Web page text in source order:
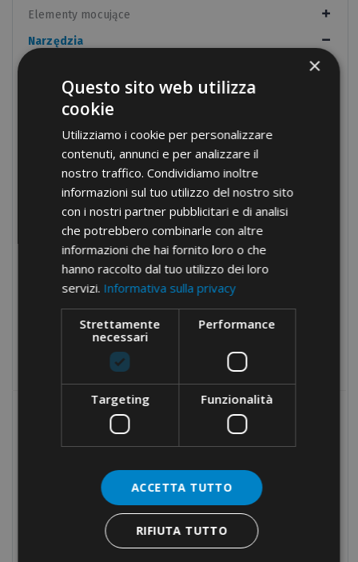
Elementy mocujące
Narzędzia
Narzędzia tnące
Szczypce w izolacji
Narzędzia do wiercenia
Klucze
Młotki
Torby i walizki na narzędzia
Towary wycofane z cennika
MOST POPULAR
PRZEWODÓW MIEDZIANYCH ·
IZOLOWANE · PRZEWÓD
LISTWY ZACISKOWE
×
Questo sito web utilizza
cookie
Utilizziamo i cookie per personalizzare
contenuti, annunci e per analizzare il
nostro traffico. Condividiamo inoltre
informazioni sul tuo utilizzo del nostro sito
con i nostri partner pubblicitari e di analisi
che potrebbero combinarle con altre
informazioni che hai fornito loro o che
hanno raccolto dal tuo utilizzo dei loro
servizi. Informativa sulla privacy
Strettamente
necessari
Performance
Targeting Funzionalità
ACCETTA TUTTO
RIFIUTA TUTTO